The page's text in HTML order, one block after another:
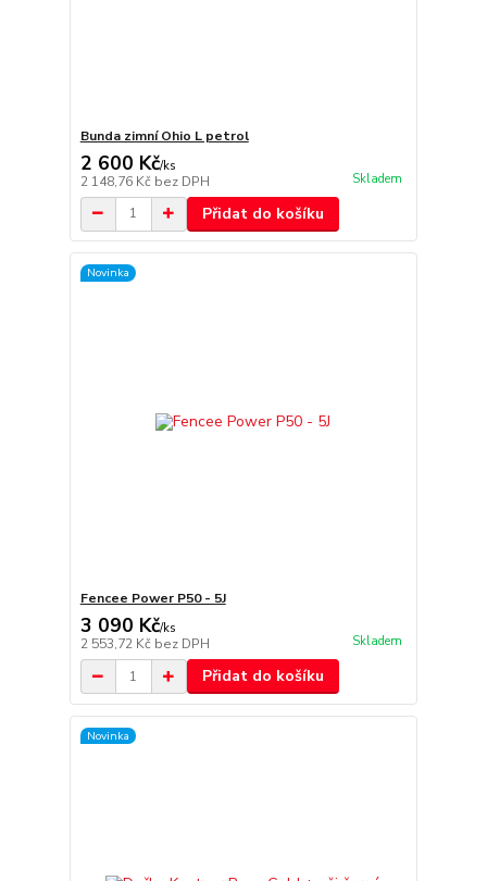
Bunda zimní Ohio L petrol
2 600 Kč/ks
2 148,76 Kč bez DPH Skladem
Přidat do košíku
Novinka
Fencee Power P50 - 5J
3 090 Kč/ks
2 553,72 Kč bez DPH Skladem
Přidat do košíku
Novinka